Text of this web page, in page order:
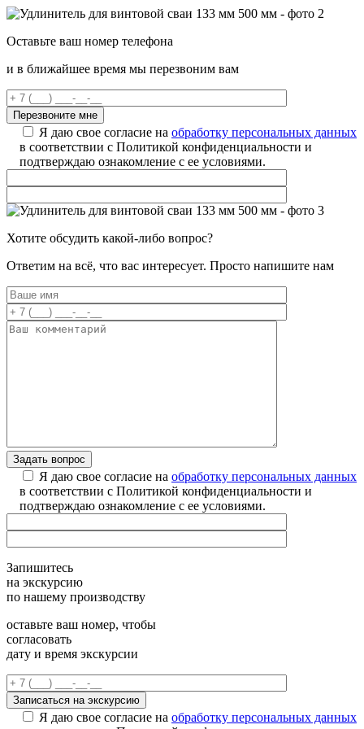
Оставьте ваш номер телефона
и в ближайшее время мы перезвоним вам
Я даю свое согласие на обработку персональных данных
в соответствии с Политикой конфиденциальности и
подтверждаю ознакомление с ее условиями.
Хотите обсудить какой-либо вопрос?
Ответим на всё, что вас интересует. Просто напишите нам
Я даю свое согласие на обработку персональных данных
в соответствии с Политикой конфиденциальности и
подтверждаю ознакомление с ее условиями.
Запишитесь
на экскурсию
по нашему производству
оставьте ваш номер, чтобы
согласовать
дату и время экскурсии
Я даю свое согласие на обработку персональных данных